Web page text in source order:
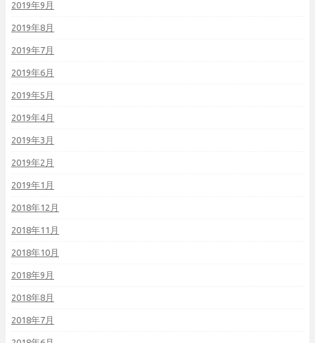
2019年9月
2019年8月
2019年7月
2019年6月
2019年5月
2019年4月
2019年3月
2019年2月
2019年1月
2018年12月
2018年11月
2018年10月
2018年9月
2018年8月
2018年7月